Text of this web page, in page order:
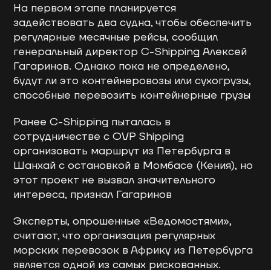
На первом этапе планируется
задействовать два судна, чтобы обеспечить
регулярные месячные рейсы, сообщил
генеральный директор C-Shipping Алексей
Гагаринов. Однако пока не определено,
будут ли это контейнеровозы или сухогрузы,
способные перевозить контейнерные грузы
Ранее C-Shipping пыталась в
сотрудничестве с OVP Shipping
организовать маршрут из Петербурга в
Шанхай с остановкой в Момбасе (Кения), но
этот проект не вызвал значительного
интереса, признал Гагаринов
Эксперты, опрошенные «Ведомостями»,
считают, что организация регулярных
морских перевозок в Африку из Петербурга
является одной из самых рискованных.